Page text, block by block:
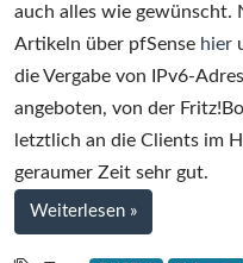
auch alles wie gewünscht.
Artikeln über pfSense hier
die Vergabe von IPv6-
angeboten, von der
letztlich an die Clients im
geraumer Zeit sehr gut.
Weiterlesen bei
Statische
»